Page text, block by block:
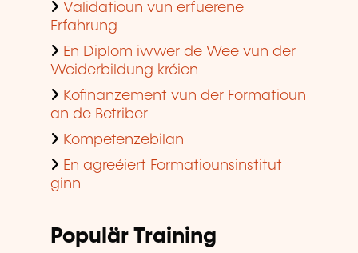
Validatioun vun erfuerene
Erfahrung
En Diplom iwwer de Wee vun der
Weiderbildung kréien
Kofinanzement vun der Formatioun
an de Betriber
Kompetenzebilan
En agreéiert Formatiounsinstitut
ginn
Populär Training